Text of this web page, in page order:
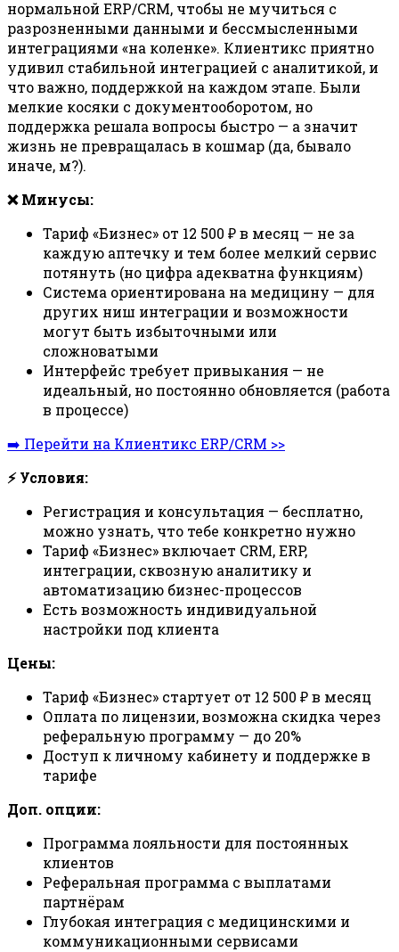
нормальной ERP/CRM, чтобы не мучиться с
разрозненными данными и бессмысленными
интеграциями «на коленке». Клиентикс приятно
удивил стабильной интеграцией с аналитикой, и
что важно, поддержкой на каждом этапе. Были
мелкие косяки с документооборотом, но
поддержка решала вопросы быстро — а значит
жизнь не превращалась в кошмар (да, бывало
иначе, м?).
❌ Минусы:
Тариф «Бизнес» от 12 500 ₽ в месяц — не за
каждую аптечку и тем более мелкий сервис
потянуть (но цифра адекватна функциям)
Система ориентирована на медицину — для
других ниш интеграции и возможности
могут быть избыточными или
сложноватыми
Интерфейс требует привыкания — не
идеальный, но постоянно обновляется (работа
в процессе)
➡️ Перейти на Клиентикс ERP/CRM >>
⚡ Условия:
Регистрация и консультация — бесплатно,
можно узнать, что тебе конкретно нужно
Тариф «Бизнес» включает CRM, ERP,
интеграции, сквозную аналитику и
автоматизацию бизнес-процессов
Есть возможность индивидуальной
настройки под клиента
Цены:
Тариф «Бизнес» стартует от 12 500 ₽ в месяц
Оплата по лицензии, возможна скидка через
реферальную программу — до 20%
Доступ к личному кабинету и поддержке в
тарифе
Доп. опции:
Программа лояльности для постоянных
клиентов
Реферальная программа с выплатами
партнёрам
Глубокая интеграция с медицинскими и
коммуникационными сервисами